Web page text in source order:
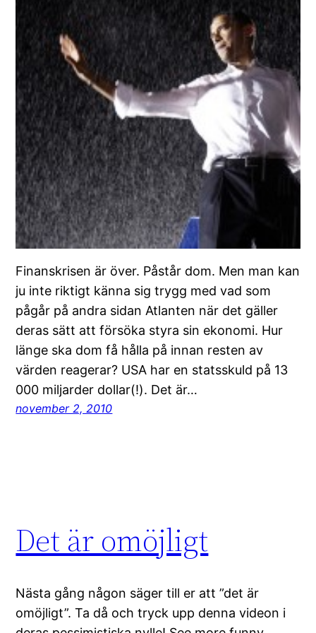
Finanskrisen är över. Påstår dom. Men man kan
ju inte riktigt känna sig trygg med vad som
pågår på andra sidan Atlanten när det gäller
deras sätt att försöka styra sin ekonomi. Hur
länge ska dom få hålla på innan resten av
värden reagerar? USA har en statsskuld på 13
000 miljarder dollar(!). Det är…
november 2, 2010
Det är omöjligt
Nästa gång någon säger till er att ”det är
omöjligt”. Ta då och tryck upp denna videon i